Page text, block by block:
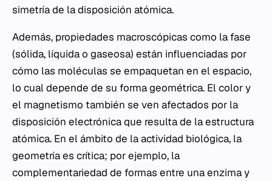
simetría de la disposición atómica.
Además, propiedades macroscópicas como la fase
(sólida, líquida o gaseosa) están influenciadas por
cómo las moléculas se empaquetan en el espacio,
lo cual depende de su forma geométrica. El color y
el magnetismo también se ven afectados por la
disposición electrónica que resulta de la estructura
atómica. En el ámbito de la actividad biológica, la
geometría es crítica; por ejemplo, la
complementariedad de formas entre una enzima y